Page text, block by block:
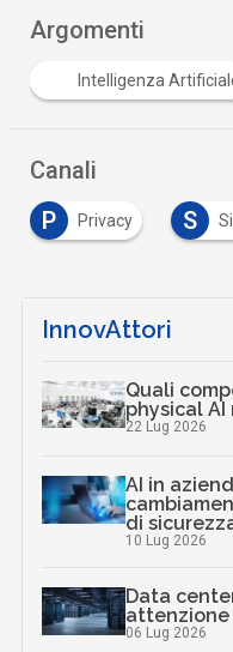
Argomenti
Intelligenza
Canali
P
Privacy S
InnovAttori
Quali
physical
22 Lug 2026
AI in
di
10 Lug 2026
Data
06 Lug 2026